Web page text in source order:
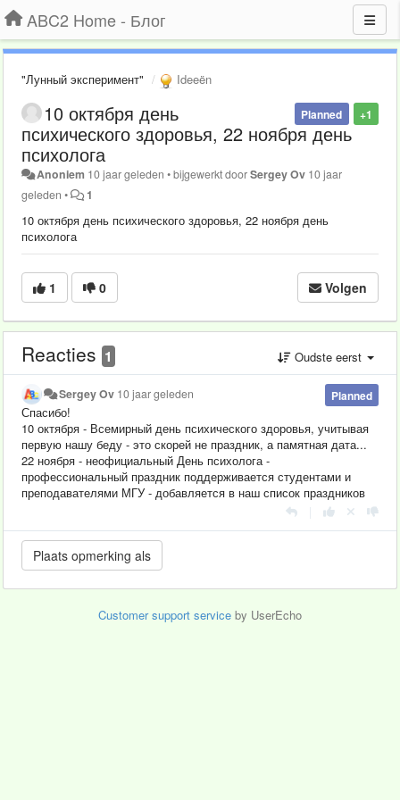
ABC2 Home - Блог
"Лунный эксперимент" Ideeën
+1
Planned
10 октября день
психического здоровья, 22 ноября день
психолога
Anoniem 10 jaar geleden •bijgewerkt doorSergey Ov 10 jaar
geleden • 1
10 октября день психического здоровья, 22 ноября день
психолога
1 0 Volgen
Reacties 1 Oudste eerst
Planned
Sergey Ov 10 jaar geleden
Спасибо!
10 октября - Всемирный день психического здоровья, учитывая
первую нашу беду - это скорей не праздник, а памятная дата...
22 ноября - неофициальный День психолога -
профессиональный праздник поддерживается студентами и
преподавателями МГУ - добавляется в наш список праздников
Customer support service by UserEcho